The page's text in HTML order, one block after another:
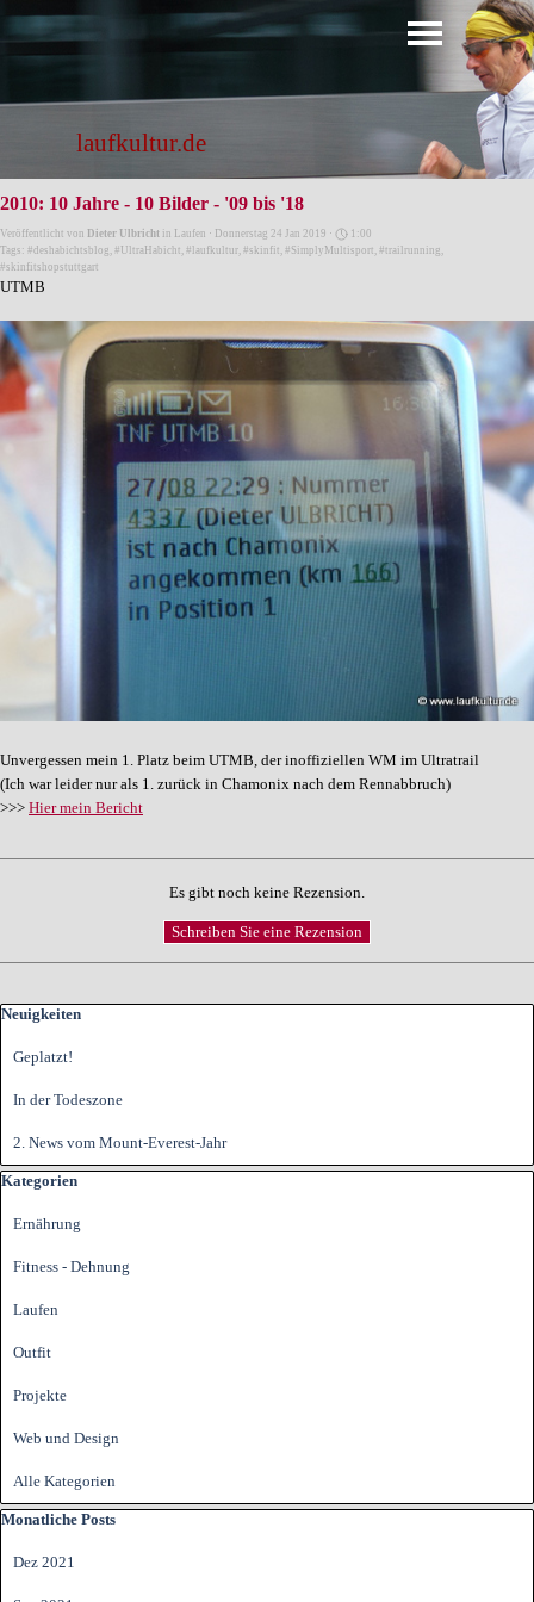
Direkt zum Seiteninhalt Menü überspringen
laufkultur.de
2010: 10 Jahre - 10 Bilder - '09 bis '18
Veröffentlicht von Dieter Ulbricht in Laufen · Donnerstag 24 Jan 2019 ·
1:00
Tags: #deshabichtsblog , #UltraHabicht , #laufkultur, #skinfit , #SimplyMultisport , #trailrunning ,
#skinfitshopstuttgart
UTMB
Unvergessen mein 1. Platz beim UTMB, der inoffiziellen WM im Ultratrail
(Ich war leider nur als 1. zurück in Chamonix nach dem Rennabbruch)
>>> Hier mein Bericht
Es gibt noch keine Rezension.
Block überspringen Neuigkeiten
Neuigkeiten
Geplatzt!
In der Todeszone
2. News vom Mount-Everest-Jahr
Block überspringen Kategorien
Kategorien
Ernährung
Fitness - Dehnung
Laufen
Outfit
Projekte
Web und Design
Alle Kategorien
Block überspringen Monatliche Posts
Monatliche Posts
Dez 2021